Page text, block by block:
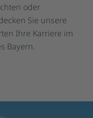
oder
Sie unsere
Ihre Karriere im
Bayern.